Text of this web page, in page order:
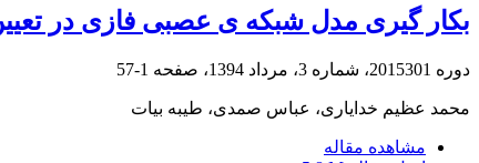
بکار گیری مدل شبکه ی عصبی فازی در تعیین
دوره 2015301، شماره 3، مرداد 1394، صفحه 1-57
محمد عظیم خدایاری، عباس صمدی، طیبه بیات
مشاهده مقاله